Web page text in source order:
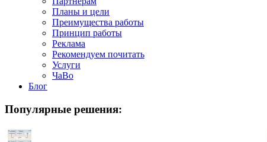
Планы и цели
Преимущества работы
Принцип работы
Реклама
Рекомендуем почитать
Услуги
ЧаВо
Блог
Популярные решения: